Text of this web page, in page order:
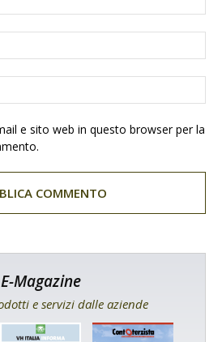
e sito web in questo browser per la
E-Magazine
e servizi dalle aziende